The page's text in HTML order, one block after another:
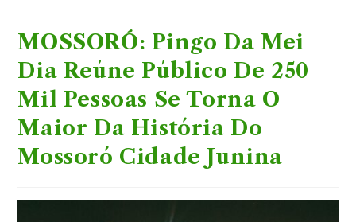
MOSSORÓ: Pingo Da Mei
Dia Reúne Público De 250
Mil Pessoas Se Torna O
Maior Da História Do
Mossoró Cidade Junina